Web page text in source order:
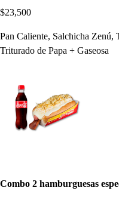
$23,500
Pan Caliente, Salchicha Zenú,
Triturado de Papa + Gaseosa
Combo 2 hamburguesas